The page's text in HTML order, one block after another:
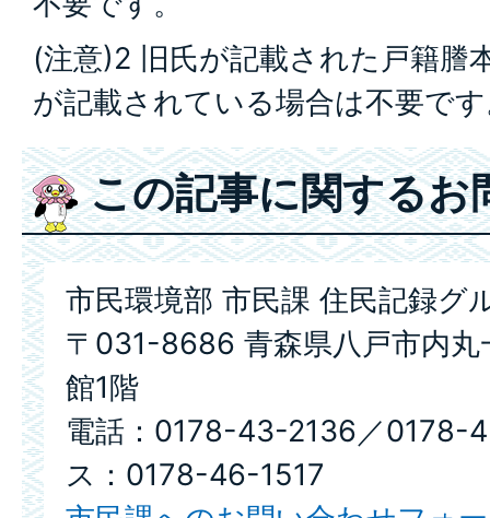
(注意)2 旧氏が記載された戸籍謄
が記載されている場合は不要で
この記事に関するお
市民環境部 市民課 住民記録グ
〒031-8686 青森県八戸市内丸
館1階
電話：0178-43-2136／0178-
ス：0178-46-1517